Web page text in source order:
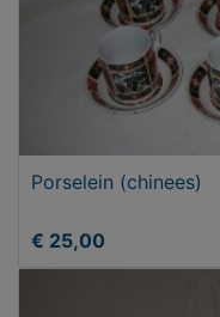
Porselein (chinees)
€ 25,00